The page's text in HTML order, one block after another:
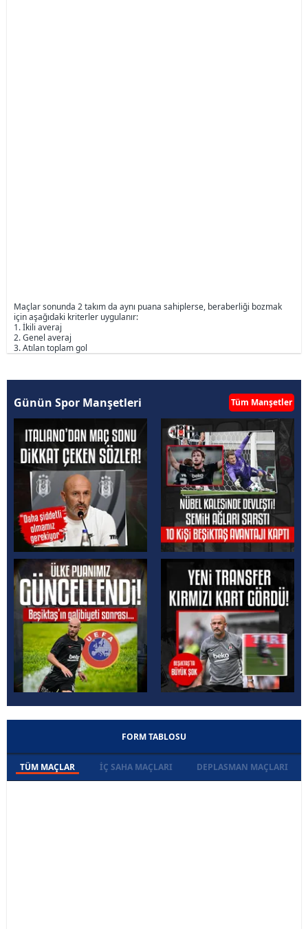
Maçlar sonunda 2 takım da aynı puana sahiplerse, beraberliği bozmak
için aşağıdaki kriterler uygulanır:
1. İkili averaj
2. Genel averaj
3. Atılan toplam gol
Günün Spor Manşetleri Tüm Manşetler
FORM TABLOSU
TÜM MAÇLAR İÇ SAHA MAÇLARI DEPLASMAN MAÇLARI